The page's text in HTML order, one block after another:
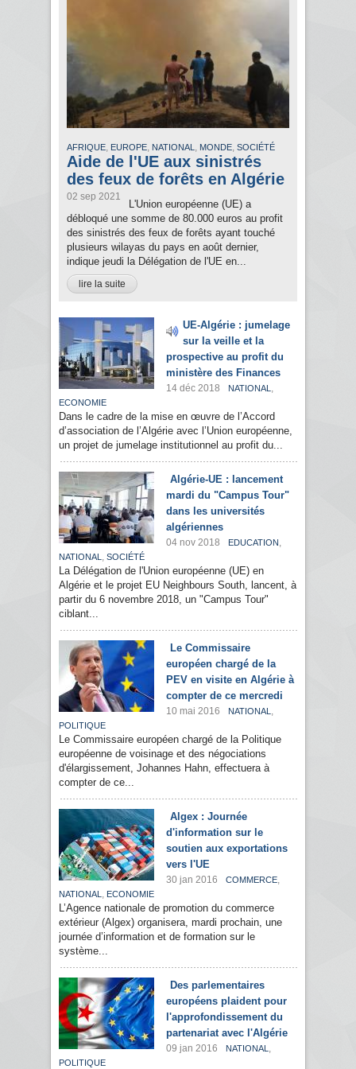
AFRIQUE, EUROPE, NATIONAL , MONDE, SOCIÉTÉ
Aide de l'UE aux sinistrés
des feux de forêts en Algérie
02 sep 2021
L'Union européenne (UE) a
débloqué une somme de 80.000 euros au profit
des sinistrés des feux de forêts ayant touché
plusieurs wilayas du pays en août dernier,
indique jeudi la Délégation de l'UE en...
lire la suite
UE-Algérie : jumelage
sur la veille et la
prospective au profit du
ministère des Finances
14 déc 2018 NATIONAL ,
ECONOMIE
Dans le cadre de la mise en œuvre de l’Accord
d’association de l’Algérie avec l’Union européenne,
un projet de jumelage institutionnel au profit du...
Algérie-UE : lancement
mardi du "Campus Tour"
dans les universités
algériennes
04 nov 2018 EDUCATION ,
NATIONAL , SOCIÉTÉ
La Délégation de l'Union européenne (UE) en
Algérie et le projet EU Neighbours South, lancent, à
partir du 6 novembre 2018, un "Campus Tour"
ciblant...
Le Commissaire
européen chargé de la
PEV en visite en Algérie à
compter de ce mercredi
10 mai 2016 NATIONAL ,
POLITIQUE
Le Commissaire européen chargé de la Politique
européenne de voisinage et des négociations
d'élargissement, Johannes Hahn, effectuera à
compter de ce...
Algex : Journée
d'information sur le
soutien aux exportations
vers l'UE
30 jan 2016 COMMERCE,
NATIONAL , ECONOMIE
L’Agence nationale de promotion du commerce
extérieur (Algex) organisera, mardi prochain, une
journée d’information et de formation sur le
système...
Des parlementaires
européens plaident pour
l'approfondissement du
partenariat avec l'Algérie
09 jan 2016 NATIONAL ,
POLITIQUE